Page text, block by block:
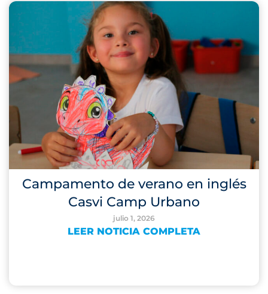
Campamento de verano en inglés
Casvi Camp Urbano
julio 1, 2026
LEER NOTICIA COMPLETA